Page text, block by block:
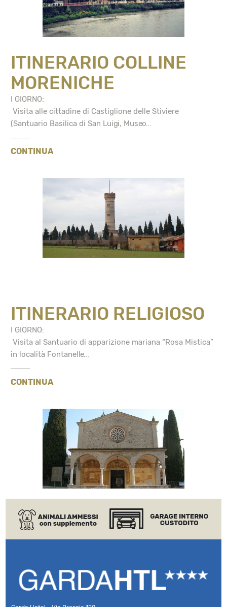
ITINERARIO COLLINE
MORENICHE
I GIORNO:
Visita alle cittadine di Castiglione delle Stiviere
(Santuario Basilica di San Luigi, Museo...
CONTINUA
ITINERARIO RELIGIOSO
I GIORNO:
Visita al Santuario di apparizione mariana “Rosa Mistica”
in località Fontanelle...
CONTINUA